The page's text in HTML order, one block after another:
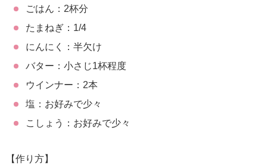
ごはん：2杯分
たまねぎ：1/4
にんにく：半欠け
バター：小さじ1杯程度
ウインナー：2本
塩：お好みで少々
こしょう：お好みで少々
【作り方】